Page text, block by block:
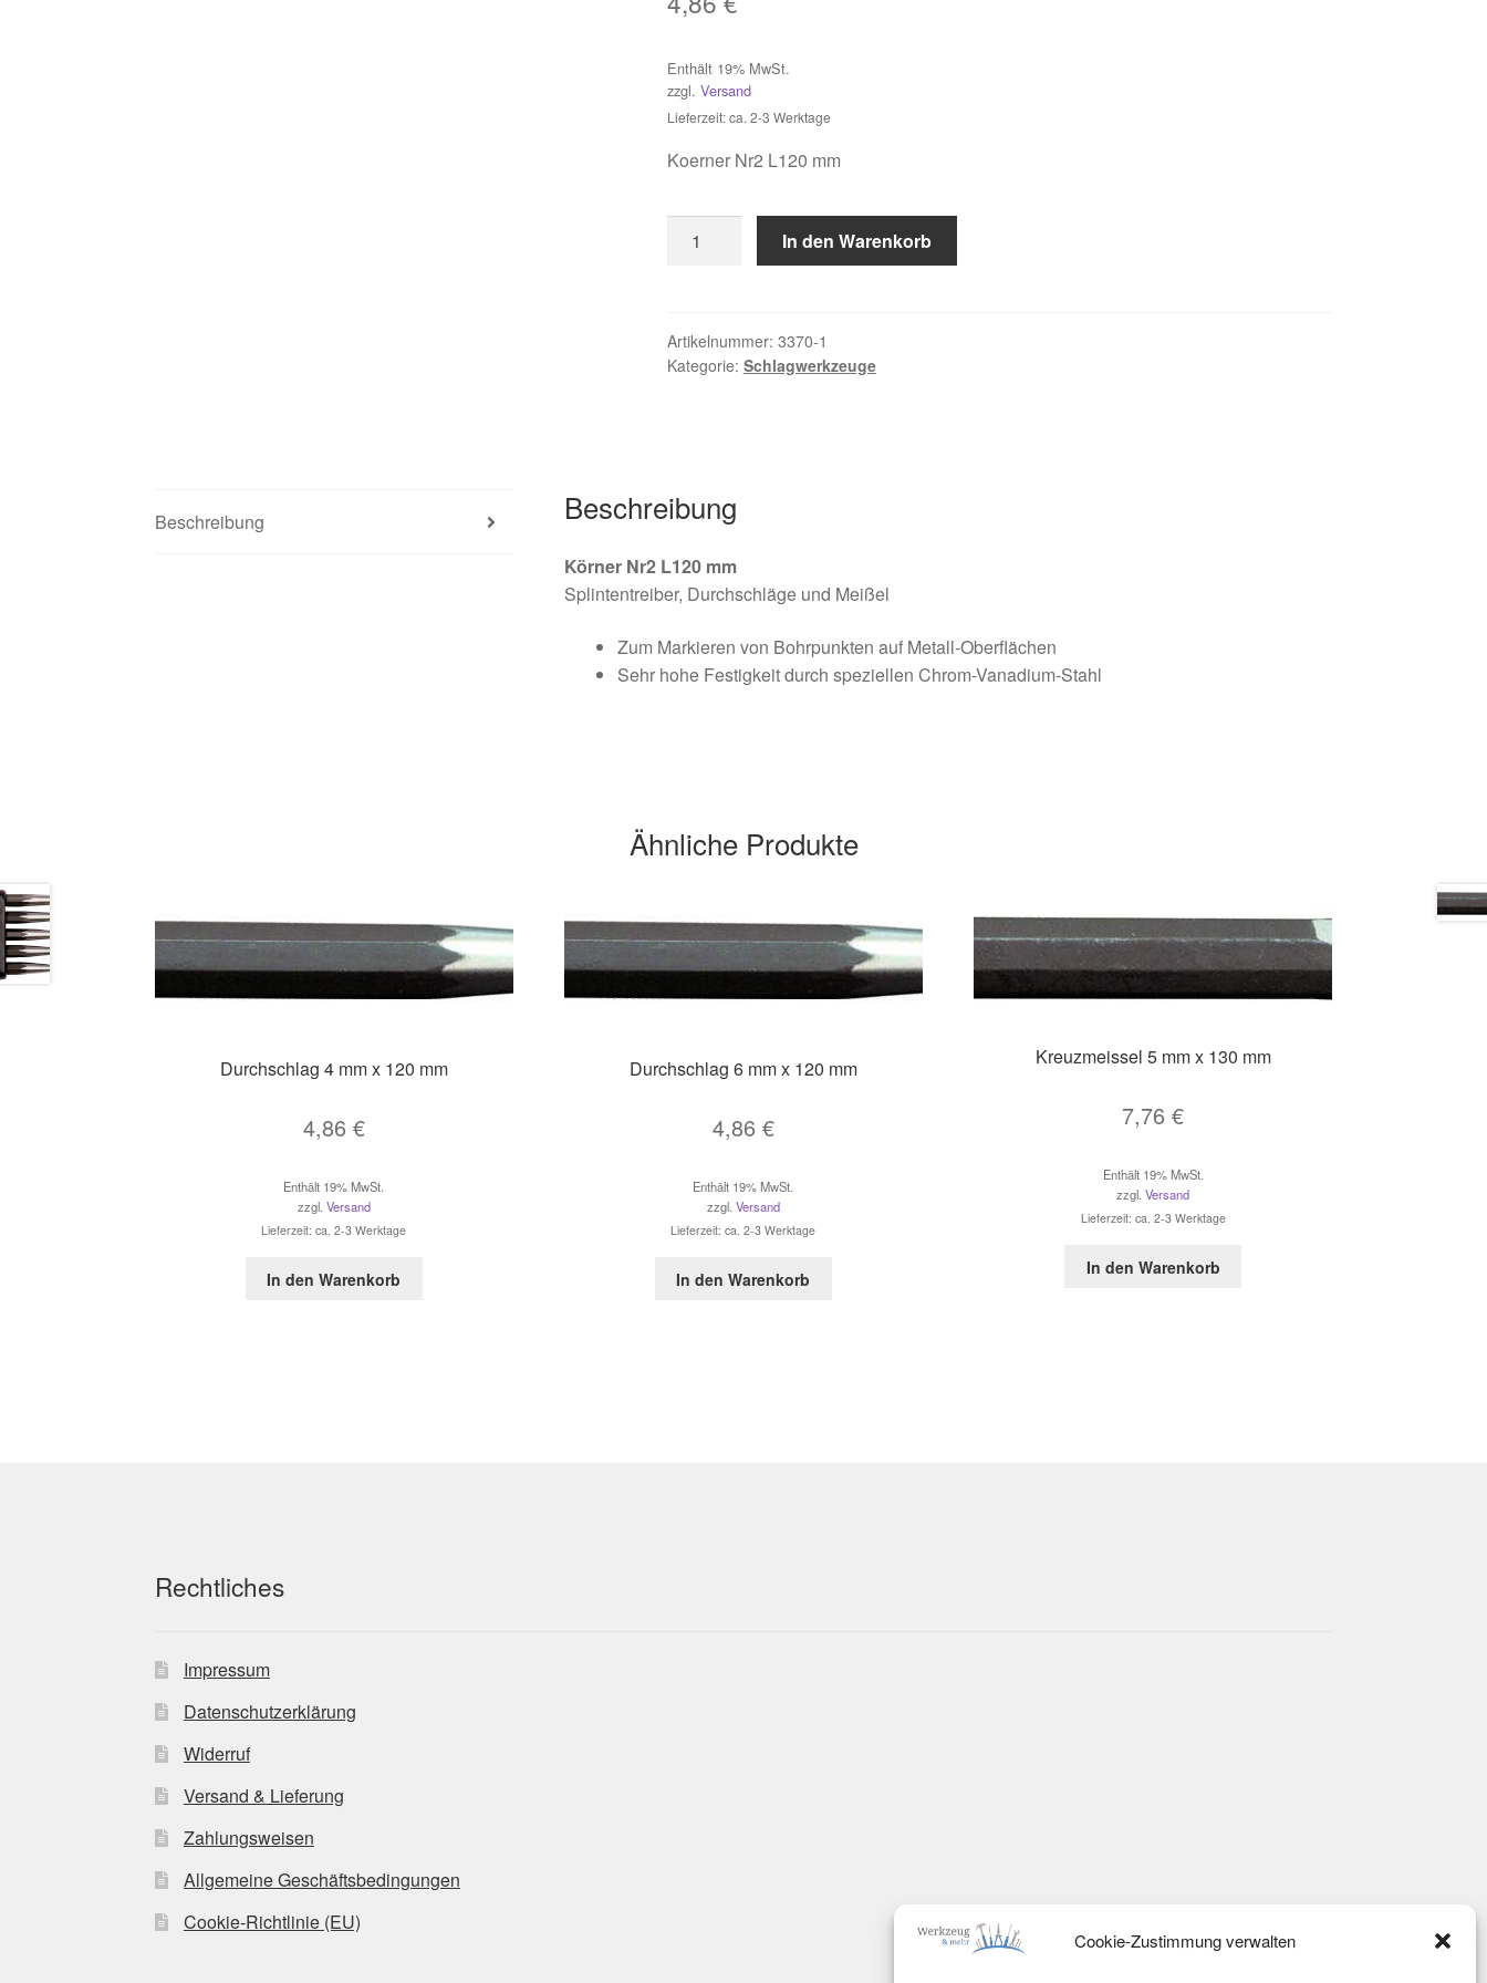
Cookie-Zustimmung verwalten
Enthält 19% MwSt.
zzgl. Versand
Lieferzeit: ca. 2-3 Werktage
Koerner Nr2 L120 mm
Menge
In den Warenkorb
Artikelnummer: 3370-1
Kategorie: Schlagwerkzeuge
Beschreibung Beschreibung
Körner Nr2 L120 mm
Splintentreiber, Durchschläge und Meißel
Zum Markieren von Bohrpunkten auf Metall-Oberflächen
Sehr hohe Festigkeit durch speziellen Chrom-Vanadium-Stahl
Ähnliche Produkte
Durchschlag 4 mm x 120 mm
4,86 €
Enthält 19% MwSt.
zzgl. Versand
Lieferzeit: ca. 2-3 Werktage
In den Warenkorb
Durchschlag 6 mm x 120 mm
4,86 €
Enthält 19% MwSt.
zzgl. Versand
Lieferzeit: ca. 2-3 Werktage
In den Warenkorb
Kreuzmeissel 5 mm x 130 mm
7,76€
Enthält 19% MwSt.
zzgl.Versand
Lieferzeit: ca. 2-3 Werktage
In den Warenkorb
Rechtliches
Impressum
Datenschutzerklärung
Widerruf
Versand & Lieferung
Zahlungsweisen
Allgemeine Geschäftsbedingungen
Cookie-Richtlinie (EU)